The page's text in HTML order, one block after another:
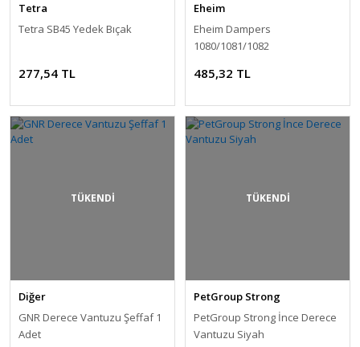
Tetra
Tetra SB45 Yedek Bıçak
277,54 TL
Eheim
Eheim Dampers
1080/1081/1082
485,32 TL
TÜKENDİ
Diğer
GNR Derece Vantuzu Şeffaf 1
Adet
TÜKENDİ
PetGroup Strong
PetGroup Strong İnce Derece
Vantuzu Siyah